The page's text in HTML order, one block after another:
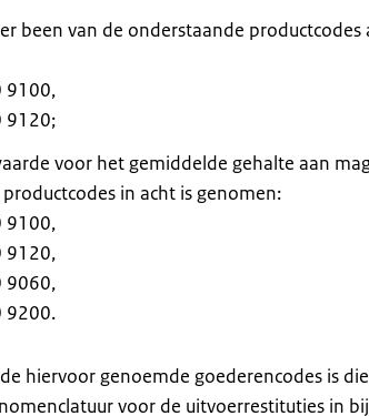
been van de onderstaande
9100,
9120;
voor het gemiddelde gehalte aan
in acht is genomen:
9100,
9120,
9060,
9200.
hiervoor genoemde goederencodes is
voor de uitvoerrestituties in